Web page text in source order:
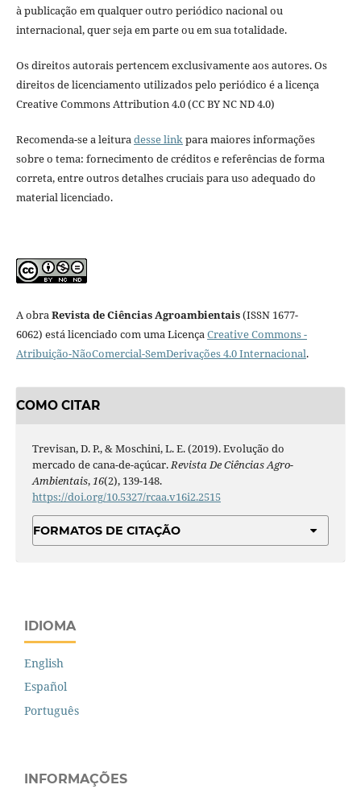
à publicação em qualquer outro periódico nacional ou
internacional, quer seja em parte ou em sua totalidade.
Os direitos autorais pertencem exclusivamente aos autores. Os
direitos de licenciamento utilizados pelo periódico é a licença
Creative Commons Attribution 4.0 (CC BY NC ND 4.0)
Recomenda-se a leituradesse linkpara maiores informações
sobre o tema: fornecimento de créditos e referências de forma
correta, entre outros detalhes cruciais para uso adequado do
material licenciado.
A obraRevista de Ciências Agroambientais(ISSN 1677-
6062) está licenciado com uma LicençaCreative Commons -
Atribuição-NãoComercial-SemDerivações 4.0 Internacional.
COMO CITAR
Trevisan, D. P., & Moschini, L. E. (2019). Evolução do
mercado de cana-de-açúcar.Revista De Ciências Agro-
Ambientais,16(2), 139-148.
https://doi.org/10.5327/rcaa.v16i2.2515
FORMATOS DE CITAÇÃO
IDIOMA
English
Español
Português
INFORMAÇÕES